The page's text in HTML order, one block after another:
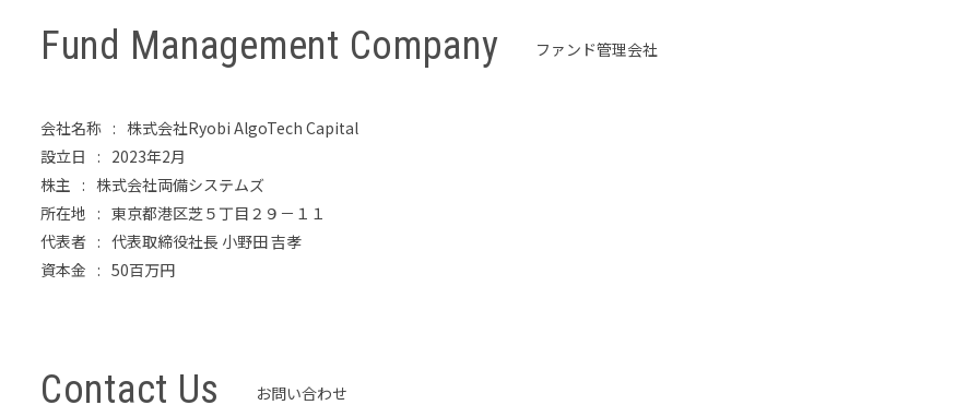
Fund Management Company ファンド管理会社
会社名称
株式会社Ryobi AlgoTech Capital
設立日
2023年2月
株主
株式会社両備システムズ
所在地
東京都港区芝５丁目２９－１１
代表者
代表取締役社長 小野田 吉孝
資本金
50百万円
Contact Us お問い合わせ